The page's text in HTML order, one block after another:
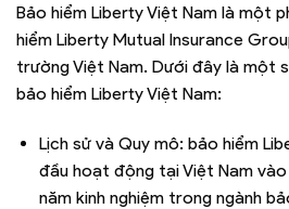
Bảo hiểm Liberty Việt Nam là một
hiểm Liberty Mutual Insurance
trường Việt Nam. Dưới đây là một
bảo hiểm Liberty Việt Nam:
Lịch sử và Quy mô: bảo hiểm
đầu hoạt động tại Việt Nam vào
năm kinh nghiệm trong ngành